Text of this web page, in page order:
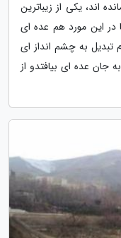
اند، یکی از زیباترین
این مورد هم عده ای
تبدیل به چشم انداز ای
جان عده ای بیافتدو از